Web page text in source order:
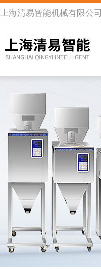
上海清易智能机械有限公司